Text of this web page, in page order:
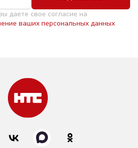
даете свое согласие на
ваших персональных данных